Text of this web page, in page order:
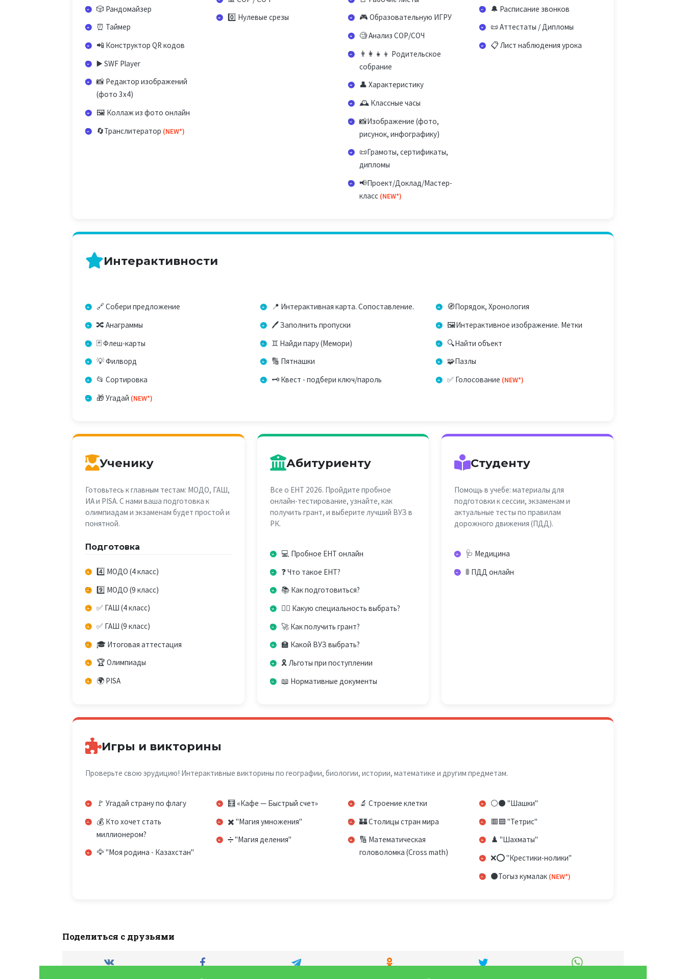
🎲 Рандомайзер
⏰ Таймер
📲 Конструктор QR кодов
▶️ SWF Player
📸 Редактор изображений
(фото 3х4)
🖼️ Коллаж из фото онлайн
🔄Транслитератор (NEW*)
0️⃣ Нулевые срезы
🎮 Образовательную ИГРУ
🧐 Анализ СОР/СОЧ
👨‍👩‍👧‍👦 Родительское
собрание
👤 Характеристику
🕰️ Классные часы
📸Изображение (фото,
рисунок, инфографику)
📜Грамоты, сертификаты,
дипломы
📢Проект/Доклад/Мастер-
класс (NEW*)
🔔 Расписание звонков
📜 Аттестаты / Дипломы
📋 Лист наблюдения урока
Интерактивности
🔗 Собери предложение
🔀 Анаграммы
🃏 Флеш-карты
💡 Филворд
📂 Сортировка
🎁 Угадай (NEW*)
📍 Интерактивная карта. Сопоставление.
🖊️ Заполнить пропуски
♊ Найди пару (Мемори)
🔢 Пятнашки
🗝️ Квест - подбери ключ/пароль
🧭Порядок, Хронология
🖼️Интерактивное изображение. Метки
🔍Найти объект
🧩Пазлы
✅ Голосование (NEW*)
Ученику
Готовьтесь к главным тестам: МОДО, ГАШ,
ИА и PISA. С нами ваша подготовка к
олимпиадам и экзаменам будет простой и
понятной.
Подготовка
4️⃣ МОДО (4 класс)
9️⃣ МОДО (9 класс)
✅ ГАШ (4 класс)
✅ ГАШ (9 класс)
🎓 Итоговая аттестация
🏆 Олимпиады
🌍 PISA
Абитуриенту
Все о ЕНТ 2026. Пройдите пробное
онлайн-тестирование, узнайте, как
получить грант, и выберите лучший ВУЗ в
РК.
💻 Пробное ЕНТ онлайн
❓ Что такое ЕНТ?
📚 Как подготовиться?
👨‍⚕️ Какую специальность выбрать?
🚀 Как получить грант?
🏫 Какой ВУЗ выбрать?
🎗️ Льготы при поступлении
📖 Нормативные документы
Студенту
Помощь в учебе: материалы для
подготовки к сессии, экзаменам и
актуальные тесты по правилам
дорожного движения (ПДД).
🩺 Медицина
🚦 ПДД онлайн
Игры и викторины
Проверьте свою эрудицию! Интерактивные викторины по географии, биологии, истории, математике и другим предметам.
🚩 Угадай страну по флагу
💰 Кто хочет стать
миллионером?
🦅 "Моя родина - Казахстан"
🧮 «Кафе — Быстрый счет»
✖️ "Магия умножения"
➗ "Магия деления"
🔬 Строение клетки
🏰 Столицы стран мира
🔢 Математическая
головоломка (Cross math)
⚪⚫ "Шашки"
🟥🟦 "Тетрис"
♟️ "Шахматы"
❌⭕ "Крестики-нолики"
⚫Тогыз кумалак (NEW*)
Поделиться с друзьями